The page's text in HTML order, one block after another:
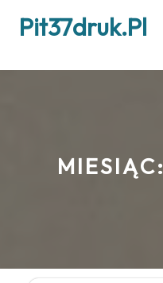
Pit37druk.pl
MIESIĄC: